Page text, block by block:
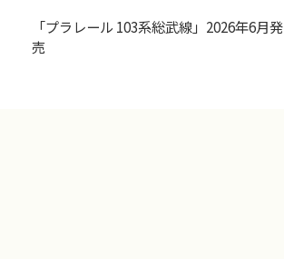
「プラレール 103系総武線」2026年6月発
売